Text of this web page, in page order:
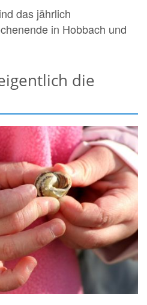
das jährlich
in Hobbach und
die